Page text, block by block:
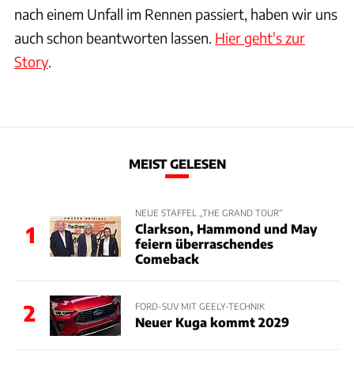
nach einem Unfall im Rennen passiert, haben wir uns
auch schon beantworten lassen. Hier geht's zur
Story.
MEIST GELESEN
1
NEUE STAFFEL „THE GRAND TOUR“
Clarkson, Hammond und May
feiern überraschendes
Comeback
2 FORD-SUV MIT GEELY-TECHNIK
Neuer Kuga kommt 2029